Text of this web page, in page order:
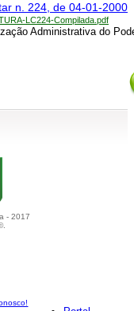
n. 224, de 04-01-2000
LC224-Compilada.pdf
Administrativa do
- 2017